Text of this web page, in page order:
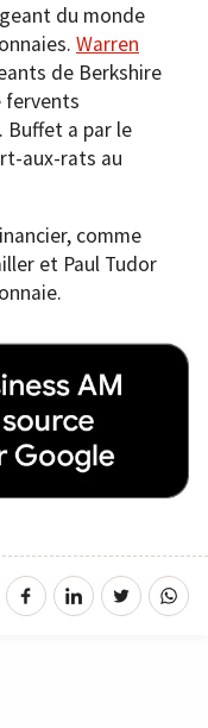
du monde
Warren
de Berkshire
fervents
Buffet a par le
aux-rats au
comme
et Paul Tudor